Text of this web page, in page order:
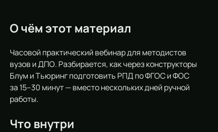
О чём этот материал
Часовой практический вебинар для методистов
вузов и ДПО. Разбирается, как через конструкторы
Блум и Тьюринг подготовить РПД по ФГОС и ФОС
за 15–30 минут — вместо нескольких дней ручной
работы.
Что внутри